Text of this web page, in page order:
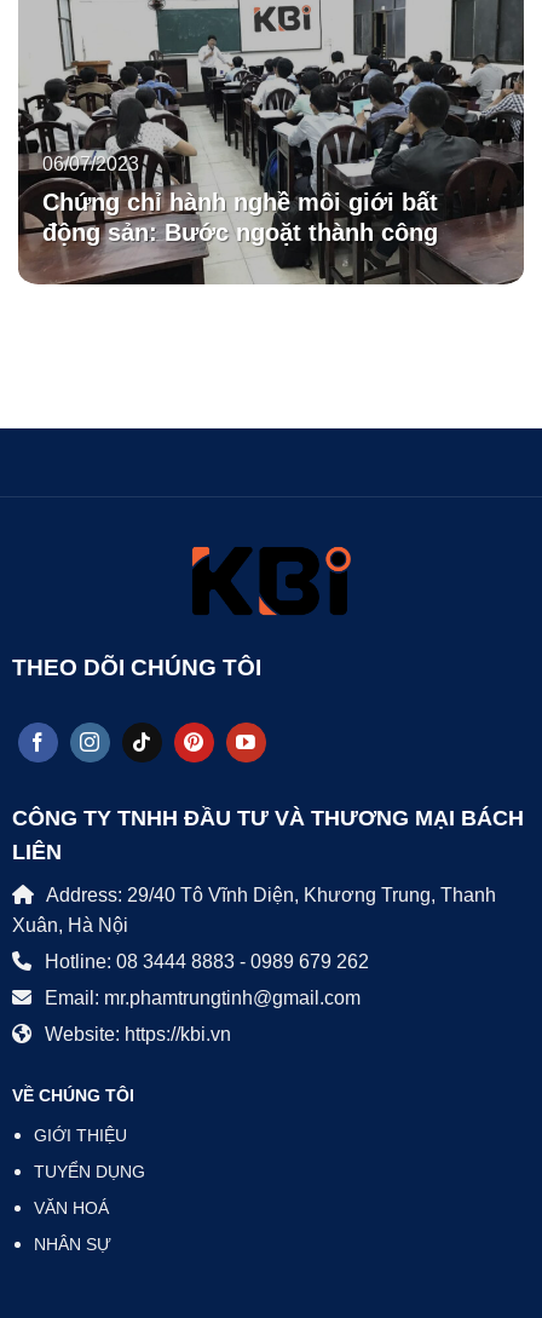
Chứng chỉ hành nghề môi giới bất
động sản: Bước ngoặt thành công
06/07/2023
THEO DÕI CHÚNG TÔI
CÔNG TY TNHH ĐẦU TƯ VÀ THƯƠNG MẠI BÁCH
LIÊN
Address: 29/40 Tô Vĩnh Diện, Khương Trung, Thanh
Xuân, Hà Nội
Hotline: 08 3444 8883 - 0989 679 262
Email: mr.phamtrungtinh@gmail.com
Website: https://kbi.vn
VỀ CHÚNG TÔI
GIỚI THIỆU
TUYỂN DỤNG
VĂN HOÁ
NHÂN SỰ